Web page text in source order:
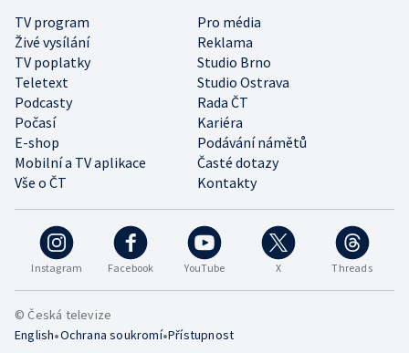
Instagram Facebook YouTube X Threads
TV program
Pro média
Živé vysílání
Reklama
TV poplatky
Studio Brno
Teletext
Studio Ostrava
Podcasty
Rada ČT
Počasí
Kariéra
E-shop
Podávání námětů
Mobilní a TV aplikace
Časté dotazy
Vše o ČT
Kontakty
© Česká televize
English•Ochrana soukromí•Přístupnost